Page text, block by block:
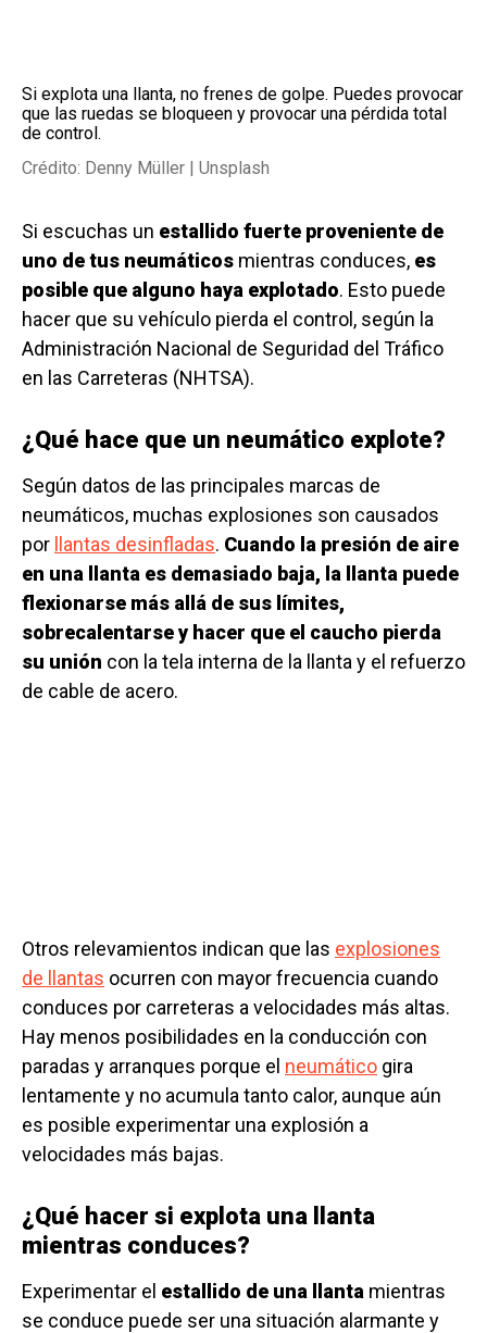
Si explota una llanta, no frenes de golpe. Puedes provocar
que las ruedas se bloqueen y provocar una pérdida total
de control.
Crédito: Denny Müller | Unsplash
Si escuchas un estallido fuerte proveniente de
uno de tus neumáticos mientras conduces, es
posible que alguno haya explotado. Esto puede
hacer que su vehículo pierda el control, según la
Administración Nacional de Seguridad del Tráfico
en las Carreteras (NHTSA).
¿Qué hace que un neumático explote?
Según datos de las principales marcas de
neumáticos, muchas explosiones son causados ​​
por
llantas desinfladas. Cuando la presión de aire
en una llanta es demasiado baja, la llanta puede
flexionarse más allá de sus límites,
sobrecalentarse y hacer que el caucho pierda
su unión con la tela interna de la llanta y el refuerzo
de cable de acero.
Otros relevamientos indican que las explosiones
de llantas ocurren con mayor frecuencia cuando
conduces por carreteras a velocidades más altas.
Hay menos posibilidades en la conducción con
paradas y arranques porque el neumático gira
lentamente y no acumula tanto calor, aunque aún
es posible experimentar una explosión a
velocidades más bajas.
¿Qué hacer si explota una llanta
mientras conduces?
Experimentar el estallido de una llanta mientras
se conduce puede ser una situación alarmante y